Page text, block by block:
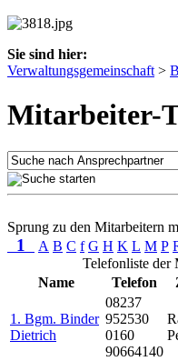
Sie sind hier:
Verwaltungsgemeinschaft >
Mitarbeiter-
Sprung zu den Mitarbeitern
1 A B C f G H K L M P
Telefonliste der
Name
Telefon
1. Bgm. Binder
Dietrich
08237
952530
0160
90664140